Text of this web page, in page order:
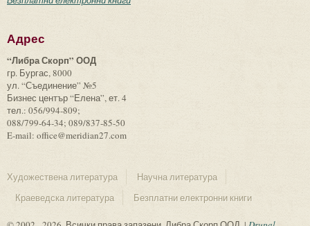
Адрес
“Либра Скорп” ООД
гр. Бургас, 8000
ул. “Съединение” №5
Бизнес център “Елена”, ет. 4
тел.: 056/994-809;
088/799-64-34; 089/837-85-50
E-mail: office@meridian27.com
Художествена литература
Научна литература
Краеведска литература
Безплатни електронни книги